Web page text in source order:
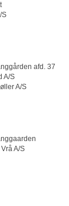
S
afd. 37
A/S
A/S
A/S